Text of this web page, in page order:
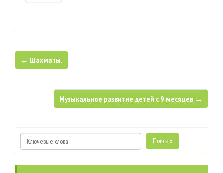
← Шахматы.
Музыкальное развитие детей с 9 месяцев →
Поиск »